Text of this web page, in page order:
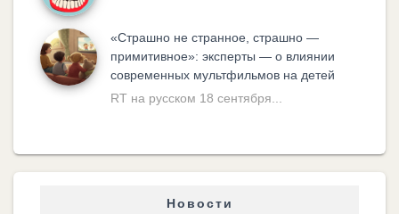
«Cтрашно не странное, страшно —
примитивное»: эксперты — о влиянии
современных мультфильмов на детей
RT на русском 18 сентября...
Новости